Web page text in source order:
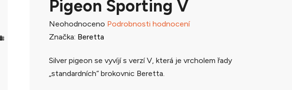
Pigeon Sporting V
Průměrné
hodnocení
je
0,0
Neohodnoceno Podrobnosti hodnocení
Značka: Beretta
Silver pigeon se vyvíjí s verzí V, která je vrcholem řady
„standardních“ brokovnic Beretta.